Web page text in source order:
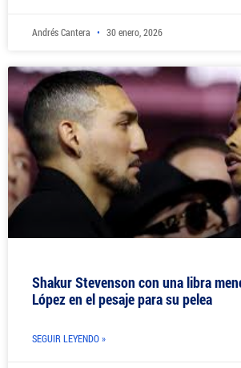
Andrés Cantera 30 enero, 2026
Shakur Stevenson con una libra
López en el pesaje para su pelea
SEGUIR LEYENDO »